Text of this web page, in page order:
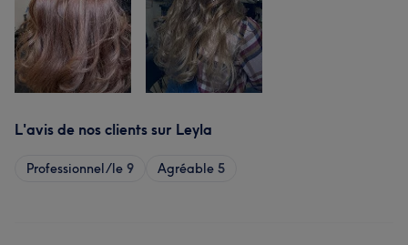
L'avis de nos clients sur Leyla
Professionnel/le 9 Agréable 5